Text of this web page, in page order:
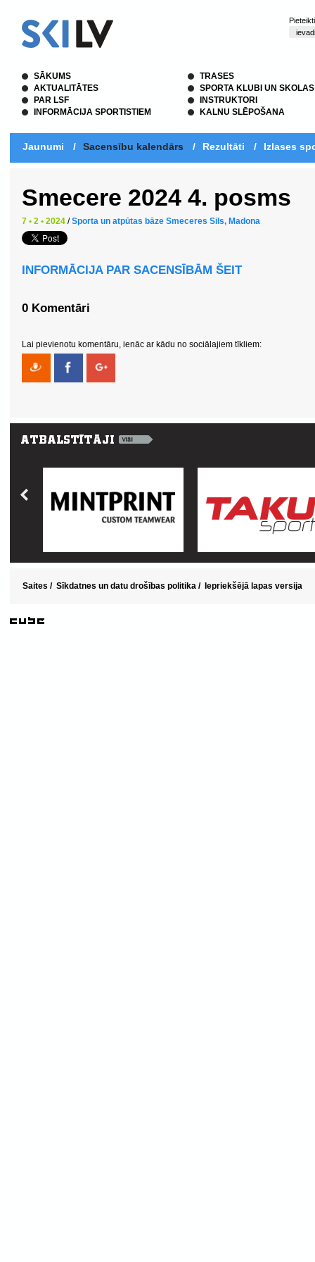
SĀKUMS
AKTUALITĀTES
PAR LSF
INFORMĀCIJA SPORTISTIEM
TRASES
SPORTA KLUBI UN SKOLAS
INSTRUKTORI
KALNU SLĒPOŠANA
Jaunumi / Sacensību kalendārs / Rezultāti / Izlases
Smecere 2024 4. posms
7 • 2 • 2024 /Sporta un atpūtas bāze Smeceres Sils, Madona
INFORMĀCIJA PAR SACENSĪBĀM ŠEIT
0 Komentāri
Lai pievienotu komentāru, ienāc ar kādu no sociālajiem tīkliem:
Saites / Sīkdatnes un datu drošības politika / Iepriekšējā lapas versija